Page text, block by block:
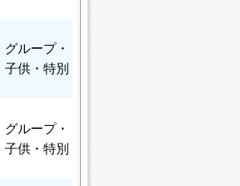
グループ・
子供・特別
グループ・
子供・特別